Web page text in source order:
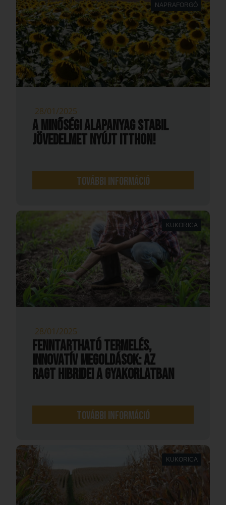
NAPRAFORGÓ
28/01/2025
A minőségi alapanyag stabil
jövedelmet nyújt itthon!
További információ
KUKORICA
28/01/2025
Fenntartható termelés,
innovatív megoldások: az
RAGT hibridei a gyakorlatban
További információ
KUKORICA